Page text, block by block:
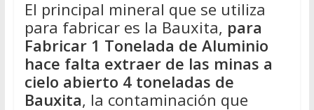
El principal mineral que se utiliza
para fabricar es la Bauxita, para
Fabricar 1 Tonelada de Aluminio
hace falta extraer de las minas a
cielo abierto 4 toneladas de
Bauxita, la contaminación que